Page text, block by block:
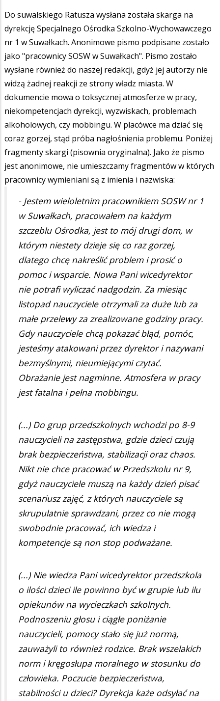
Do suwalskiego Ratusza wysłana została skarga na
dyrekcję Specjalnego Ośrodka Szkolno-Wychowawczego
nr 1 w Suwałkach. Anonimowe pismo podpisane zostało
jako "pracownicy SOSW w Suwałkach". Pismo zostało
wysłane również do naszej redakcji, gdyż jej autorzy nie
widzą żadnej reakcji ze strony władz miasta. W
dokumencie mowa o toksycznej atmosferze w pracy,
niekompetencjach dyrekcji, wyzwiskach, problemach
alkoholowych, czy mobbingu. W placówce ma dziać się
coraz gorzej, stąd próba nagłośnienia problemu. Poniżej
fragmenty skargi (pisownia oryginalna). Jako że pismo
jest anonimowe, nie umieszczamy fragmentów w których
pracownicy wymieniani są z imienia i nazwiska:
- Jestem wieloletnim pracownikiem SOSW nr 1
w Suwałkach, pracowałem na każdym
szczeblu Ośrodka, jest to mój drugi dom, w
którym niestety dzieje się co raz gorzej,
dlatego chcę nakreślić problem i prosić o
pomoc i wsparcie. Nowa Pani wicedyrektor
nie potrafi wyliczać nadgodzin. Za miesiąc
listopad nauczyciele otrzymali za duże lub za
małe przelewy za zrealizowane godziny pracy.
Gdy nauczyciele chcą pokazać błąd, pomóc,
jesteśmy atakowani przez dyrektor i nazywani
bezmyślnymi, nieumiejącymi czytać.
Obrażanie jest nagminne. Atmosfera w pracy
jest fatalna i pełna mobbingu.
(...) Do grup przedszkolnych wchodzi po 8-9
nauczycieli na zastępstwa, gdzie dzieci czują
brak bezpieczeństwa, stabilizacji oraz chaos.
Nikt nie chce pracować w Przedszkolu nr 9,
gdyż nauczyciele muszą na każdy dzień pisać
scenariusz zajęć, z których nauczyciele są
skrupulatnie sprawdzani, przez co nie mogą
swobodnie pracować, ich wiedza i
kompetencje są non stop podważane.
(...) Nie wiedza Pani wicedyrektor przedszkola
o ilości dzieci ile powinno być w grupie lub ilu
opiekunów na wycieczkach szkolnych.
Podnoszeniu głosu i ciągłe poniżanie
nauczycieli, pomocy stało się już normą,
zauważyli to również rodzice. Brak wszelakich
norm i kręgosłupa moralnego w stosunku do
człowieka. Poczucie bezpieczeństwa,
stabilności u dzieci? Dyrekcja każe odsyłać na